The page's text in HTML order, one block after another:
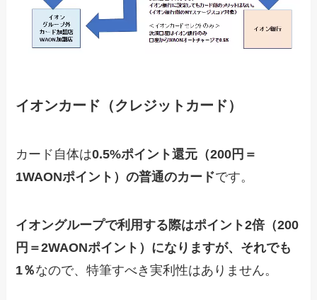
イオンカード（クレジットカード）
カード自体は0.5%ポイント還元（200円＝
1WAONポイント）の普通のカードです。
イオングループで利用する際はポイント2倍（200
円＝2WAONポイント）になりますが、それでも
1％なので、特筆すべき実利性はありません。